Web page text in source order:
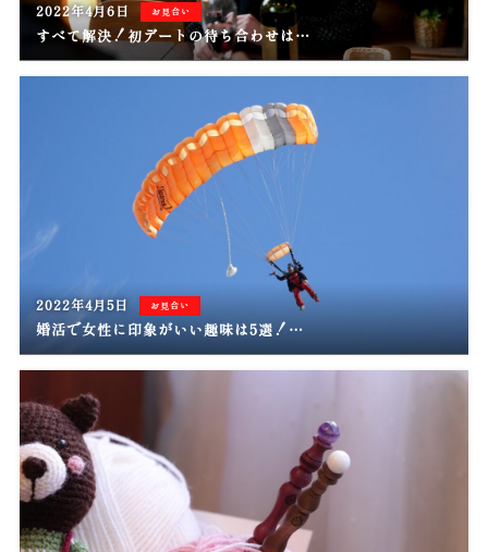
2022年4月6日 お見合い
すべて解決！初デートの待ち合わせは…
2022年4月5日 お見合い
婚活で女性に印象がいい趣味は5選！…